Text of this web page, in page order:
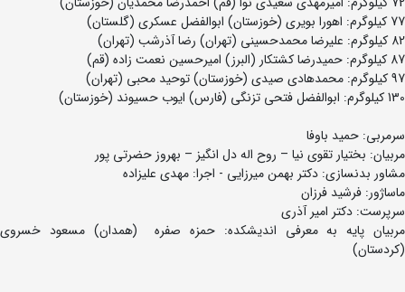
77 کیلوگرم: اهورا بویری (خوزستان) ابوالفضل عسکری (گلستان)
82 کیلوگرم: علیرضا محمدحسینی (تهران) رضا آذرشب (تهران)
87 کیلوگرم: حمیدرضا کشتکار (البرز) امیرحسین نعمت زاده (قم)
97 کیلوگرم: محمدهادی صیدی (خوزستان) توحید محبی (تهران)
130 کیلوگرم: ابوالفضل فتحی تزنگی (فارس) ایوب حسیوند (خوزستان)
سرمربی: حمید باوفا
مربیان: بختیار تقوی نیا – روح اله دل انگیز – بهروز حضرتی پور
مشاور بدنسازی: دکتر بهمن میرزایی - اجرا: مهدی علیزاده
ماساژور: فرشید فرزان
سرپرست: دکتر امیر آذری
مربیان پایه به معرفی اندیشکده: حمزه صفره (همدان) مسعود خسروی
(کردستان)